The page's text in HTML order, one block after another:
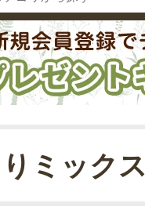
ミックス